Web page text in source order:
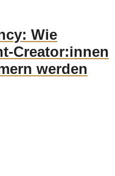
Wie
Creator:innen
werden